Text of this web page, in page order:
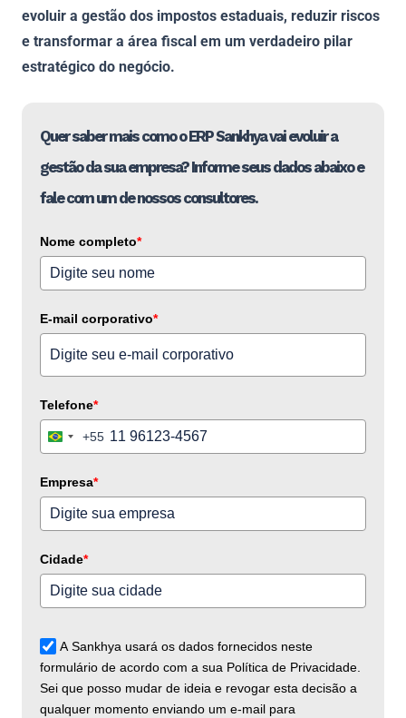
evoluir a gestão dos impostos estaduais, reduzir riscos
e transformar a área fiscal em um verdadeiro pilar
estratégico do negócio.
Quer saber mais como o ERP Sankhya vai evoluir a
gestão da sua empresa? Informe seus dados abaixo e
fale com um de nossos consultores.
Nome completo*
E-mail corporativo*
Telefone*
Brazil+55
Empresa*
Cidade*
A Sankhya usará os dados fornecidos neste
formulário de acordo com a sua Política de Privacidade.
Sei que posso mudar de ideia e revogar esta decisão a
qualquer momento enviando um e-mail para